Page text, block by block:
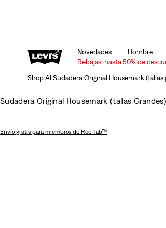
Novedades Hombre
Rebajas: hasta 50% de
Shop AllSudadera Original Housemark (tallas
Sudadera Original Housemark (tallas Grandes)
Envío gratis para miembros de Red Tab™